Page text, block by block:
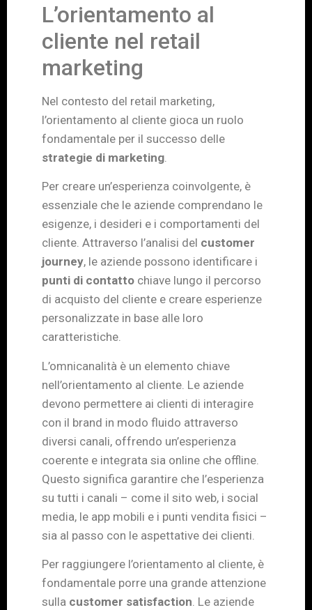
L’orientamento al
cliente nel retail
marketing
Nel contesto del retail marketing,
l’orientamento al cliente gioca un ruolo
fondamentale per il successo delle
strategie di marketing
Per creare un’esperienza coinvolgente, è
essenziale che le aziende comprendano le
esigenze, i desideri e i comportamenti del
cliente. Attraverso l’analisi del customer
journey, le aziende possono identificare i
punti di contatto chiave lungo il percorso
di acquisto del cliente e creare esperienze
personalizzate in base alle loro
caratteristiche.
L’omnicanalità è un elemento chiave
nell’orientamento al cliente. Le aziende
devono permettere ai clienti di interagire
con il brand in modo fluido attraverso
diversi canali, offrendo un’esperienza
coerente e integrata sia online che offline.
Questo significa garantire che l’esperienza
su tutti i canali – come il sito web, i social
media, le app mobili e i punti vendita fisici –
sia al passo con le aspettative dei clienti.
Per raggiungere l’orientamento al cliente, è
fondamentale porre una grande attenzione
sulla customer satisfaction. Le aziende